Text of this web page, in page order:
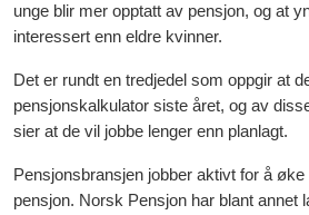
unge blir mer opptatt av pensjon, og at
interessert enn eldre kvinner.
Det er rundt en tredjedel som oppgir at
pensjonskalkulator siste året, og av
sier at de vil jobbe lenger enn planlagt.
Pensjonsbransjen jobber aktivt for å
pensjon. Norsk Pensjon har blant annet